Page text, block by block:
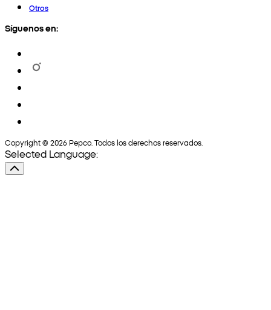
Otros
Síguenos en:
Copyright © 2026 Pepco. Todos los derechos reservados.
Selected Language: